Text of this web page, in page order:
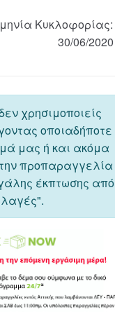
Κυκλοφορίας:
30/06/2020
χρησιμοποιείς
οποιαδήποτε
μας ή και ακόμα
προπαραγγελία
έκπτωσης από